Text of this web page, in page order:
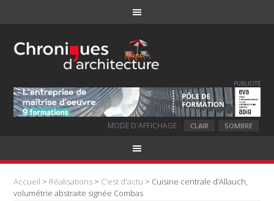
PUBLICITE
MODE D'AFFICHAGE : CLAIR SOMBRE
Accueil > Réalisations > C'est d'actu > Cuisine centrale d’Allauch,
volumétrie abstraite signée Combas